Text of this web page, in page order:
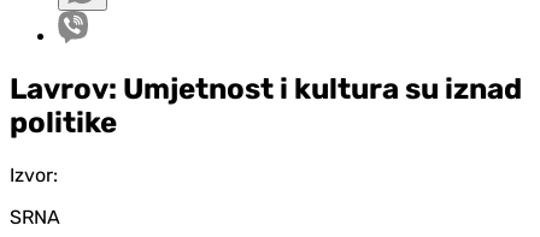
Lavrov: Umjetnost i kultura su iznad
politike
Izvor:
SRNA